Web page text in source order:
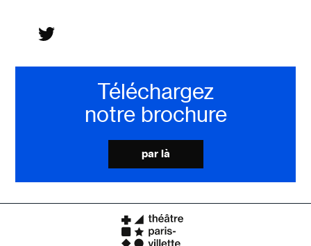
Téléchargez
notre brochure
par là